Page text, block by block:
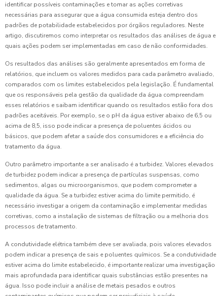
identificar possíveis contaminações e tomar as ações corretivas
necessárias para assegurar que a água consumida esteja dentro dos
padrões de potabilidade estabelecidos por órgãos reguladores. Neste
artigo, discutiremos como interpretar os resultados das análises de água e
quais ações podem ser implementadas em caso de não conformidades.
Os resultados das análises são geralmente apresentados em forma de
relatórios, que incluem os valores medidos para cada parâmetro avaliado,
comparados com os limites estabelecidos pela legislação. É fundamental
que os responsáveis pela gestão da qualidade da água compreendam
esses relatórios e saibam identificar quando os resultados estão fora dos
padrões aceitáveis. Por exemplo, se o pH da água estiver abaixo de 6,5 ou
acima de 8,5, isso pode indicar a presença de poluentes ácidos ou
básicos, que podem afetar a saúde dos consumidores e a eficiência do
tratamento da água.
Outro parâmetro importante a ser analisado é a turbidez. Valores elevados
de turbidez podem indicar a presença de partículas suspensas, como
sedimentos, algas ou microorganismos, que podem comprometer a
qualidade da água. Se a turbidez estiver acima do limite permitido, é
necessário investigar a origem da contaminação e implementar medidas
corretivas, como a instalação de sistemas de filtração ou a melhoria dos
processos de tratamento.
A condutividade elétrica também deve ser avaliada, pois valores elevados
podem indicar a presença de sais e poluentes químicos. Se a condutividade
estiver acima do limite estabelecido, é importante realizar uma investigação
mais aprofundada para identificar quais substâncias estão presentes na
água. Isso pode incluir a análise de metais pesados e outros